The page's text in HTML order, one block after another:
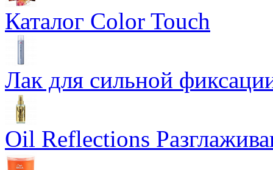
Каталог Color Touch
Лак для сильной
Oil Reflections